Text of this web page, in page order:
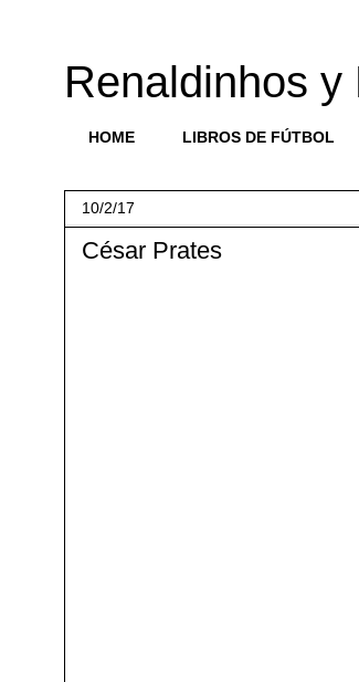
Renaldinhos y
HOME LIBROS DE FÚTBOL
10/2/17
César Prates